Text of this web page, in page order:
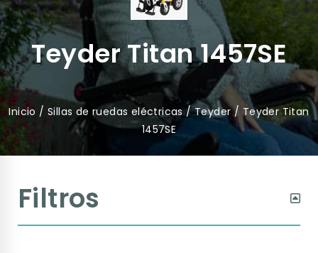
Teyder Titan 1457SE
Inicio /Sillas de ruedas eléctricas/Teyder/ Teyder Titan
1457SE
Filtros